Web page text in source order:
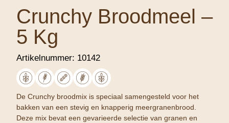
Crunchy Broodmeel –
5 Kg
Artikelnummer: 10142
De Crunchy broodmix is speciaal samengesteld voor het
bakken van een stevig en knapperig meergranenbrood.
Deze mix bevat een gevarieerde selectie van granen en